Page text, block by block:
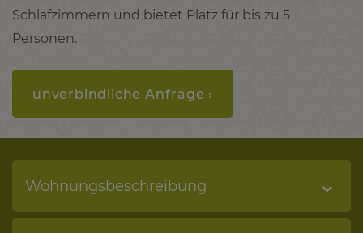
Schlafzimmern und bietet Platz für bis zu 5
Personen.
unverbindliche Anfrage ›
Wohnungsbeschreibung